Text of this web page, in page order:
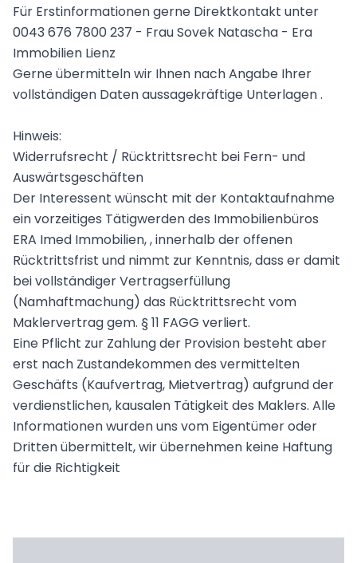
Für Erstinformationen gerne Direktkontakt unter
0043 676 7800 237 - Frau Sovek Natascha - Era
Immobilien Lienz
Gerne übermitteln wir Ihnen nach Angabe Ihrer
vollständigen Daten aussagekräftige Unterlagen .
Hinweis:
Widerrufsrecht / Rücktrittsrecht bei Fern- und
Auswärtsgeschäften
Der Interessent wünscht mit der Kontaktaufnahme
ein vorzeitiges Tätigwerden des Immobilienbüros
ERA Imed Immobilien, , innerhalb der offenen
Rücktrittsfrist und nimmt zur Kenntnis, dass er damit
bei vollständiger Vertragserfüllung
(Namhaftmachung) das Rücktrittsrecht vom
Maklervertrag gem. § 11 FAGG verliert.
Eine Pflicht zur Zahlung der Provision besteht aber
erst nach Zustandekommen des vermittelten
Geschäfts (Kaufvertrag, Mietvertrag) aufgrund der
verdienstlichen, kausalen Tätigkeit des Maklers. Alle
Informationen wurden uns vom Eigentümer oder
Dritten übermittelt, wir übernehmen keine Haftung
für die Richtigkeit